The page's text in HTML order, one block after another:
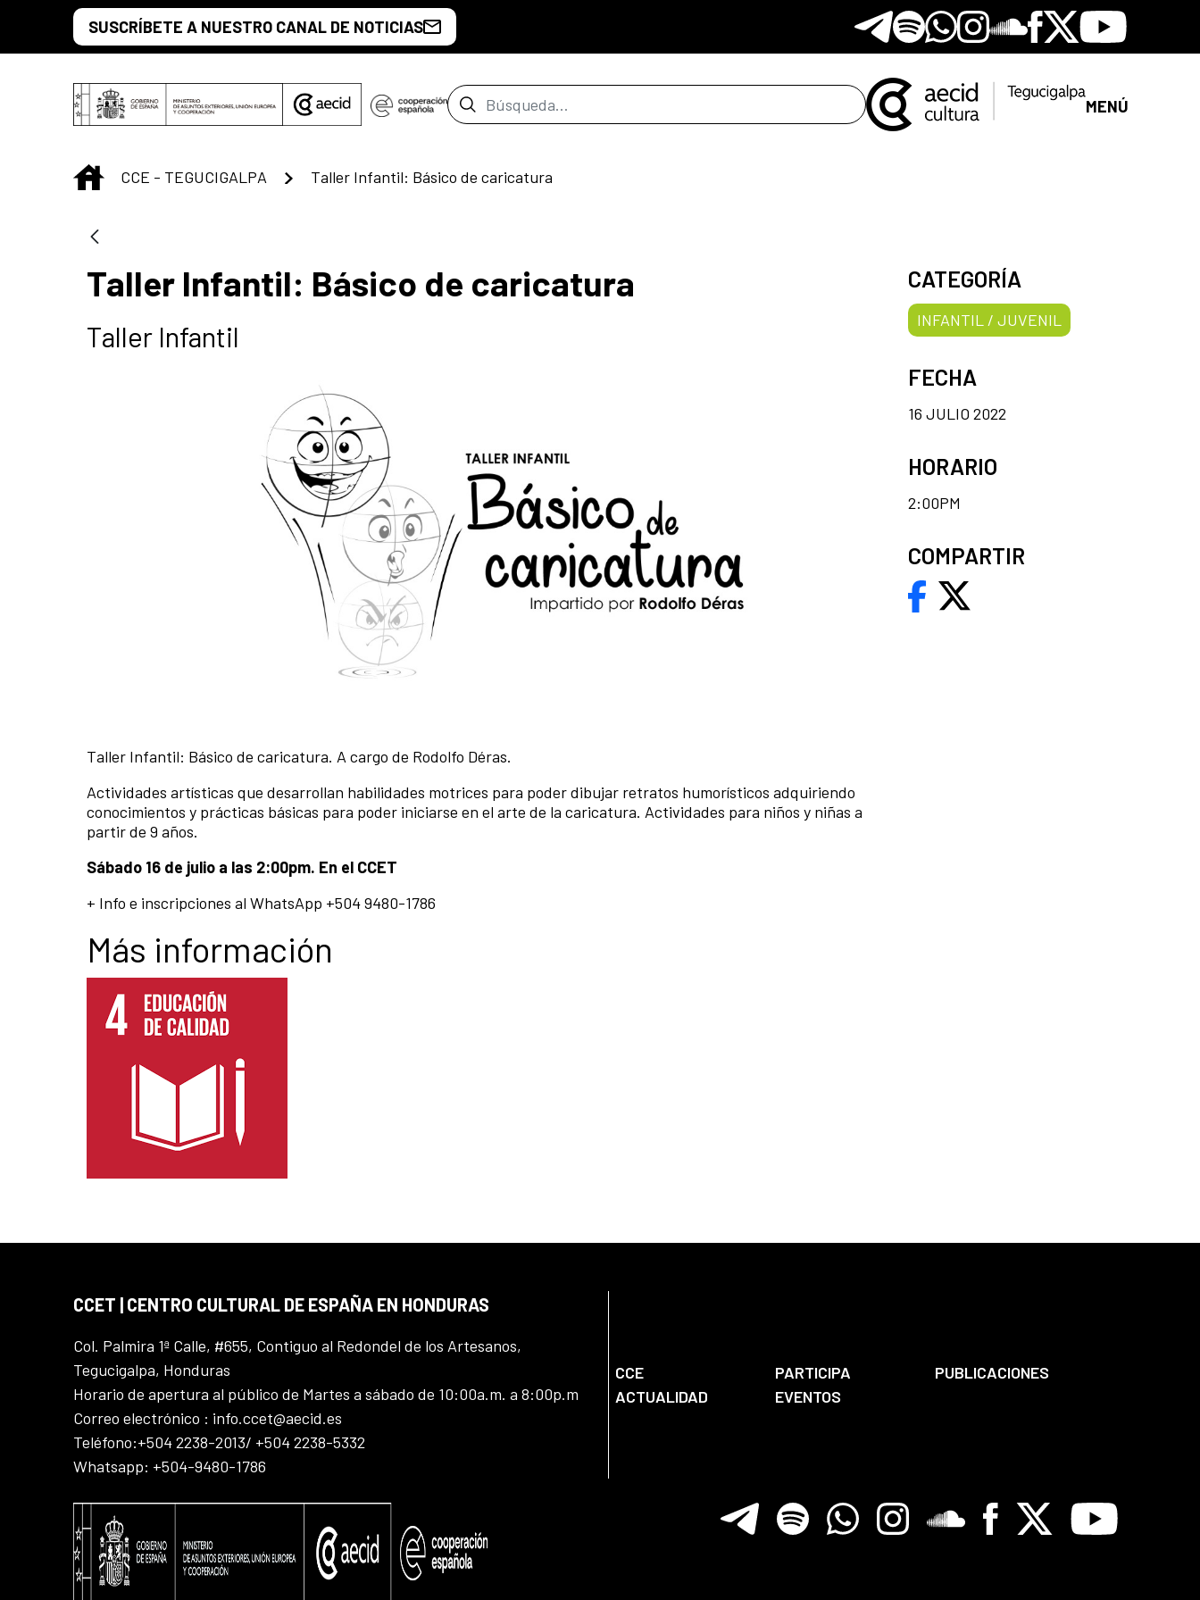
Saltar al contenido principal
SUSCRÍBETE A NUESTRO CANAL DE NOTICIAS Telegram
SpotifyWhatsapp
Instagram
Soundclore
Facebook
X Youtube
Barra de búsqueda MENÚ
INICIO
CCE - TEGUCIGALPA Taller Infantil: Básico de caricatura
Taller Infantil: Básico de caricatura
Taller Infantil
Taller Infantil: Básico de caricatura. A cargo de Rodolfo Déras.
Actividades artísticas que desarrollan habilidades motrices para poder dibujar retratos humorísticos adquiriendo
conocimientos y prácticas básicas para poder iniciarse en el arte de la caricatura. Actividades para niños y niñas a
partir de 9 años.
Sábado 16 de julio a las 2:00pm. En el CCET
+ Info e inscripciones al WhatsApp +504 9480-1786
Más información
CATEGORÍA
INFANTIL / JUVENIL
FECHA
16 JULIO 2022
HORARIO
2:00PM
COMPARTIR
CCET | CENTRO CULTURAL DE ESPAÑA EN HONDURAS
Col. Palmira 1ª Calle, #655, Contiguo al Redondel de los Artesanos,
Tegucigalpa, Honduras
Horario de apertura al público de Martes a sábado de 10:00a.m. a 8:00p.m
Correo electrónico : info.ccet@aecid.es
Teléfono:+504 2238-2013/ +504 2238-5332
Whatsapp: +504-9480-1786
CCE PARTICIPA
PUBLICACIONES
ACTUALIDAD
EVENTOS
TelegramSpotify WhatsappInstagramSoundcloreFacebook
X Youtube